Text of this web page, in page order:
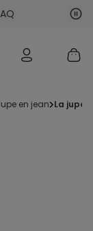
jupe en jean la jupe